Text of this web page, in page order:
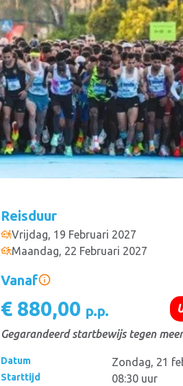
Reisduur
Vrijdag, 19 Februari 2027
Maandag, 22 Februari 2027
Vanaf
€ 880,00 p.p.
Gegarandeerd startbewijs tegen
Datum Zondag, 21
Starttijd 08:30 uur